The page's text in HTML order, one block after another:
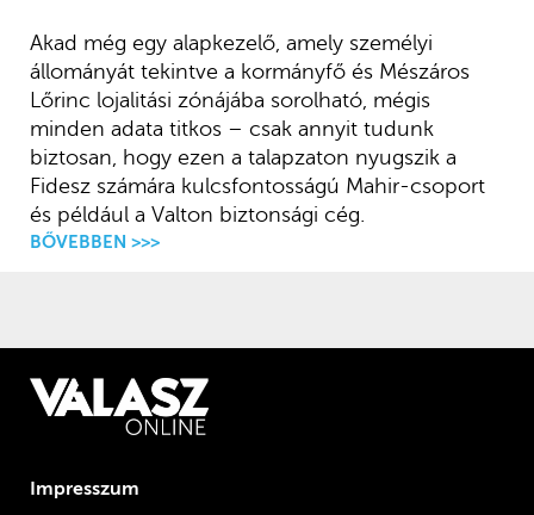
Akad még egy alapkezelő, amely személyi
állományát tekintve a kormányfő és Mészáros
Lőrinc lojalitási zónájába sorolható, mégis
minden adata titkos – csak annyit tudunk
biztosan, hogy ezen a talapzaton nyugszik a
Fidesz számára kulcsfontosságú Mahir-csoport
és például a Valton biztonsági cég.
BŐVEBBEN >>>
Impresszum